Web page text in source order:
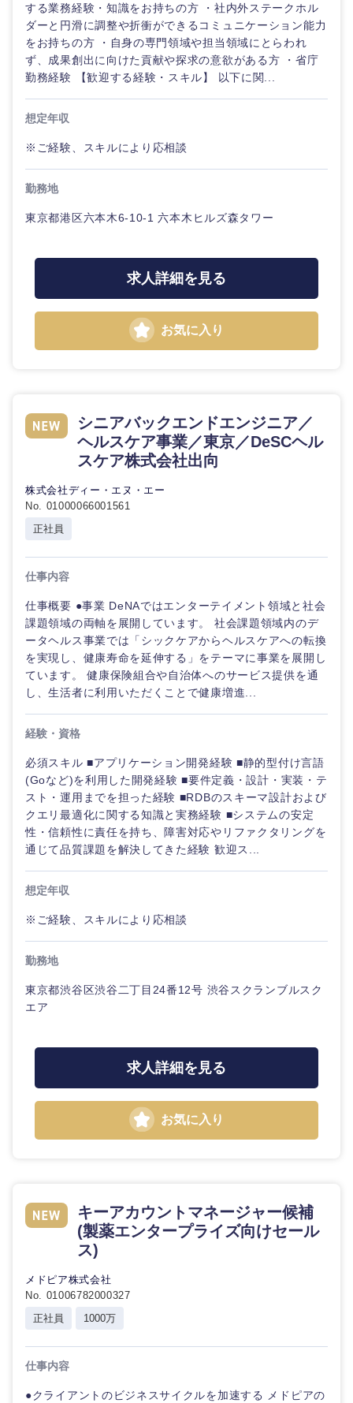
東海地方
岐阜県
近畿地方
滋賀県
大阪府
奈良県
する業務経験・知識をお持ちの方 ・社内外ステークホル
ダーと円滑に調整や折衝ができるコミュニケーション能力
をお持ちの方 ・自身の専門領域や担当領域にとらわれ
ず、成果創出に向けた貢献や探求の意欲がある方 ・省庁
勤務経験 【歓迎する経験・スキル】 以下に関...
想定年収
※ご経験、スキルにより応相談
勤務地
東京都港区六本木6-10-1 六本木ヒルズ森タワー
求人詳細を見る
お気に入り
シニアバックエンドエンジニア／
ヘルスケア事業／東京／DeSCヘル
スケア株式会社出向
株式会社ディー・エヌ・エー
No. 01000066001561
正社員
仕事内容
仕事概要 ●事業 DeNAではエンターテイメント領域と社会
課題領域の両軸を展開しています。 社会課題領域内のデ
ータヘルス事業では「シックケアからヘルスケアへの転換
を実現し、健康寿命を延伸する」をテーマに事業を展開し
ています。 健康保険組合や自治体へのサービス提供を通
し、生活者に利用いただくことで健康増進...
経験・資格
必須スキル ■アプリケーション開発経験 ■静的型付け言語
(Goなど)を利用した開発経験 ■要件定義・設計・実装・テ
スト・運用までを担った経験 ■RDBのスキーマ設計および
クエリ最適化に関する知識と実務経験 ■システムの安定
性・信頼性に責任を持ち、障害対応やリファクタリングを
通じて品質課題を解決してきた経験 歓迎ス...
想定年収
※ご経験、スキルにより応相談
勤務地
東京都渋谷区渋谷二丁目24番12号 渋谷スクランブルスク
エア
求人詳細を見る
お気に入り
キーアカウントマネージャー候補
(製薬エンタープライズ向けセール
ス)
メドピア株式会社
No. 01006782000327
正社員
1000万
仕事内容
●クライアントのビジネスサイクルを加速する メドピアの